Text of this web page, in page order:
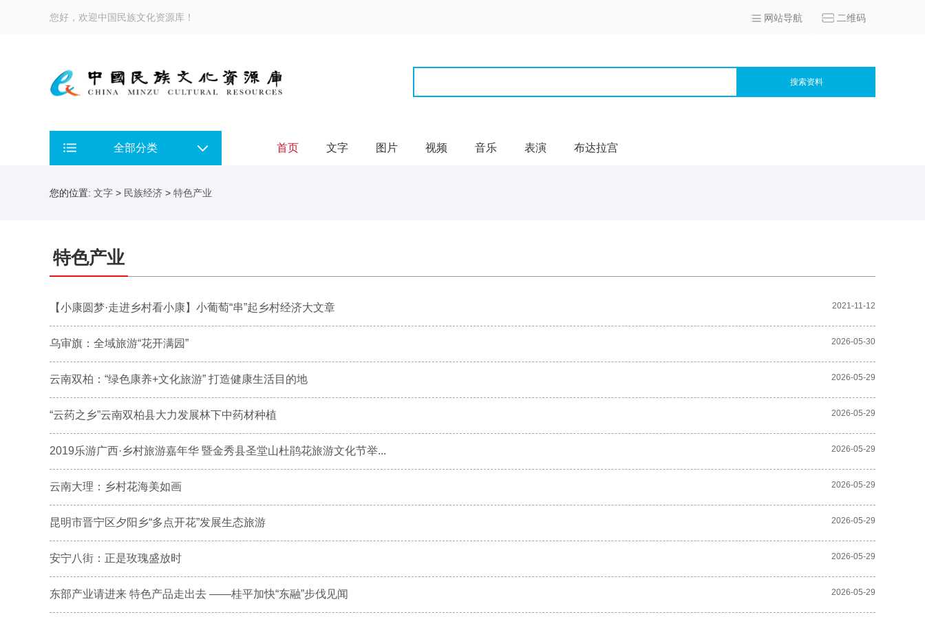
您好，欢迎中国民族文化资源库！ 网站导航 二维码
搜索资料
全部分类 首页 文字 图片 视频 音乐 表演 布达拉宫
您的位置: 文字 > 民族经济 > 特色产业
特色产业
【小康圆梦·走进乡村看小康】小葡萄“串”起乡村经济大文章 2021-11-12
乌审旗：全域旅游“花开满园” 2026-05-30
云南双柏：“绿色康养+文化旅游” 打造健康生活目的地 2026-05-29
“云药之乡”云南双柏县大力发展林下中药材种植 2026-05-29
2019乐游广西·乡村旅游嘉年华 暨金秀县圣堂山杜鹃花旅游文化节举... 2026-05-29
云南大理：乡村花海美如画 2026-05-29
昆明市晋宁区夕阳乡“多点开花”发展生态旅游 2026-05-29
安宁八街：正是玫瑰盛放时 2026-05-29
东部产业请进来 特色产品走出去 ——桂平加快“东融”步伐见闻 2026-05-29